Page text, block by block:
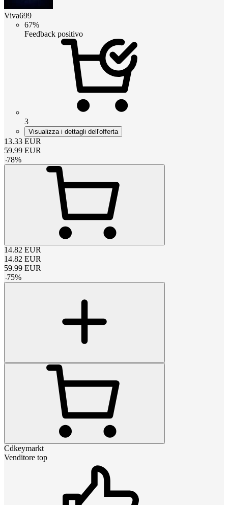
Viva699
67%
Feedback positivo
3
Visualizza i dettagli dell'offerta
13.33 EUR
59.99 EUR
-78%
14.82 EUR
14.82 EUR
59.99 EUR
-75%
Cdkeymarkt
Venditore top